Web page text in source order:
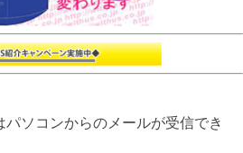
パソコンからのメールが受信でき